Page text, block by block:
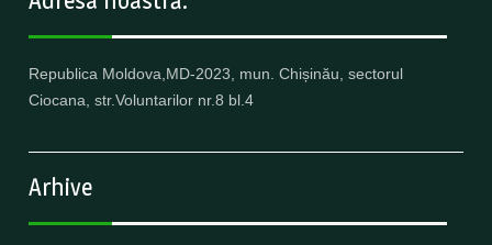
Republica Moldova,MD-2023, mun. Chișinău, sectorul
Ciocana, str.Voluntarilor nr.8 bl.4
Arhive